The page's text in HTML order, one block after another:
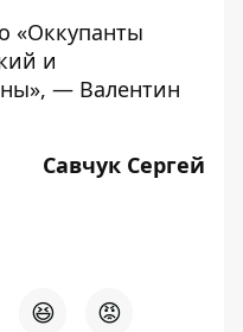
«Оккупанты
и
— Валентин
Савчук Сергей
😆 😡